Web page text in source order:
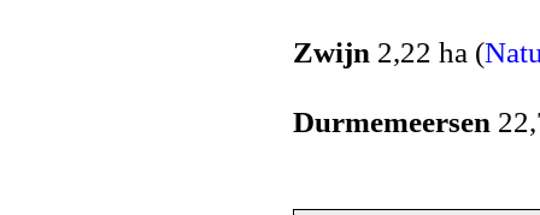
Zwijn 2,22 ha (
Durmemeersen